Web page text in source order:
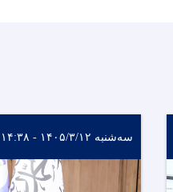
سه‌شنبه ۱۴۰۵/۳/۱۲ - ۱۴:۳۸